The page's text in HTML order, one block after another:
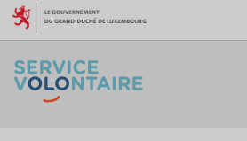
Aller au contenu